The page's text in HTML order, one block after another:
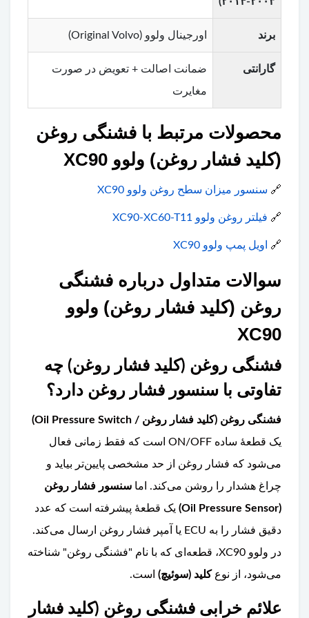
برند اورجینال ولوو (Original Volvo)
گارانتی
ضمانت اصالت + تعویض در صورت
مغایرت
محصولات مرتبط با فشنگی روغن
(کلید فشار روغن) ولوو XC90
🔗 سنسور میزان سطح روغن ولوو XC90
🔗 فیلتر روغن ولوو XC90-XC60-T11
🔗 اویل پمپ ولوو XC90
سوالات متداول درباره فشنگی
روغن (کلید فشار روغن) ولوو
XC90
فشنگی روغن (کلید فشار روغن) چه
تفاوتی با سنسور فشار روغن دارد؟
فشنگی روغن (کلید فشار روغن / Oil Pressure Switch)
یک قطعۀ ساده ON/OFF است که فقط زمانی فعال
می‌شود که فشار روغن از حد مشخصی پایین‌تر بیاید و
چراغ هشدار را روشن می‌کند. اما سنسور فشار روغن
(Oil Pressure Sensor)
یک قطعۀ پیشرفته است که عدد
دقیق فشار را به ECU یا آمپر فشار روغن ارسال می‌کند.
در ولوو XC90، قطعه‌ای که با نام "فشنگی روغن" شناخته
می‌شود، از نوع کلید (سوئیچ) است.
علائم خرابی فشنگی روغن (کلید فشار